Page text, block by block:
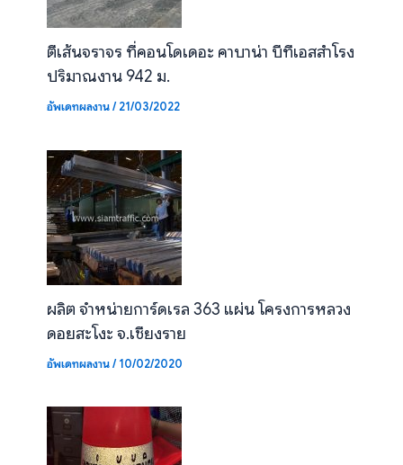
ตีเส้นจราจร ที่คอนโดเดอะ คาบาน่า บีทีเอสสำโรง
ปริมาณงาน 942 ม.
อัพเดทผลงาน/21/03/2022
ผลิต จำหน่ายการ์ดเรล 363 แผ่น โครงการหลวง
ดอยสะโงะ จ.เชียงราย
อัพเดทผลงาน/10/02/2020